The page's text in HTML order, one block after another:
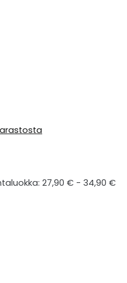
27,90 € - 34,90 €